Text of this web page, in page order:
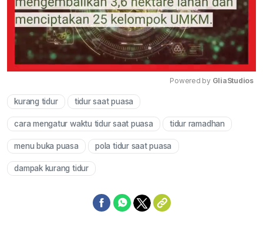
Powered by GliaStudios
kurang tidur tidur saat puasa
cara mengatur waktu tidur saat puasa tidur ramadhan
menu buka puasa pola tidur saat puasa
dampak kurang tidur